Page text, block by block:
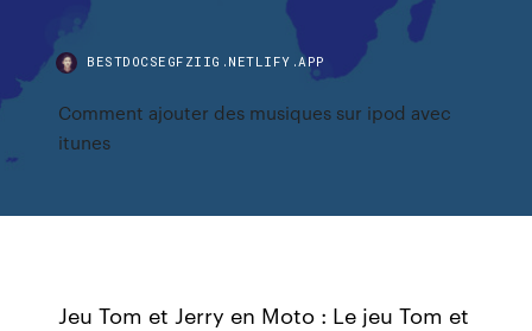
BESTDOCSEGFZIIG.NETLIFY.APP
Comment ajouter des musiques sur ipod avec
itunes
Jeu Tom et Jerry en Moto : Le jeu Tom et